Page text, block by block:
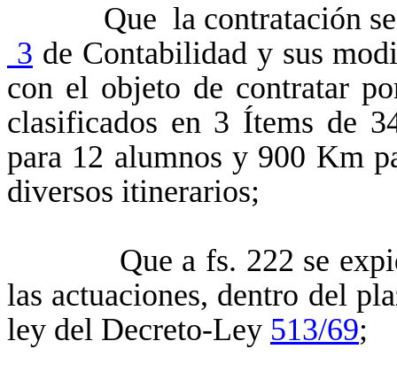
Que la contratación se
3 de Contabilidad y sus
con el objeto de contratar
clasificados en 3 Ítems de
para 12 alumnos y 900 Km
diversos itinerarios;
Que a fs. 222 se expide
las actuaciones, dentro del
ley del Decreto-Ley 513/69;